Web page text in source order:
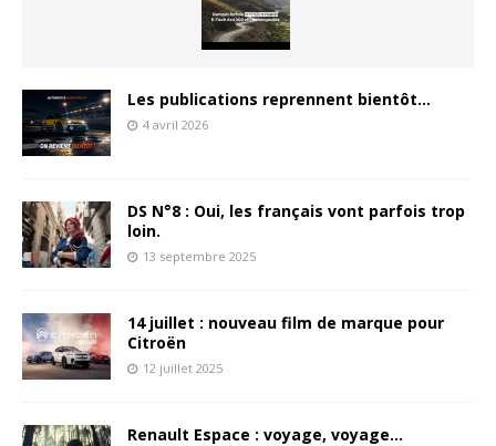
Les publications reprennent bientôt…
4 avril 2026
DS N°8 : Oui, les français vont parfois trop
loin.
13 septembre 2025
14 juillet : nouveau film de marque pour
Citroën
12 juillet 2025
Renault Espace : voyage, voyage…